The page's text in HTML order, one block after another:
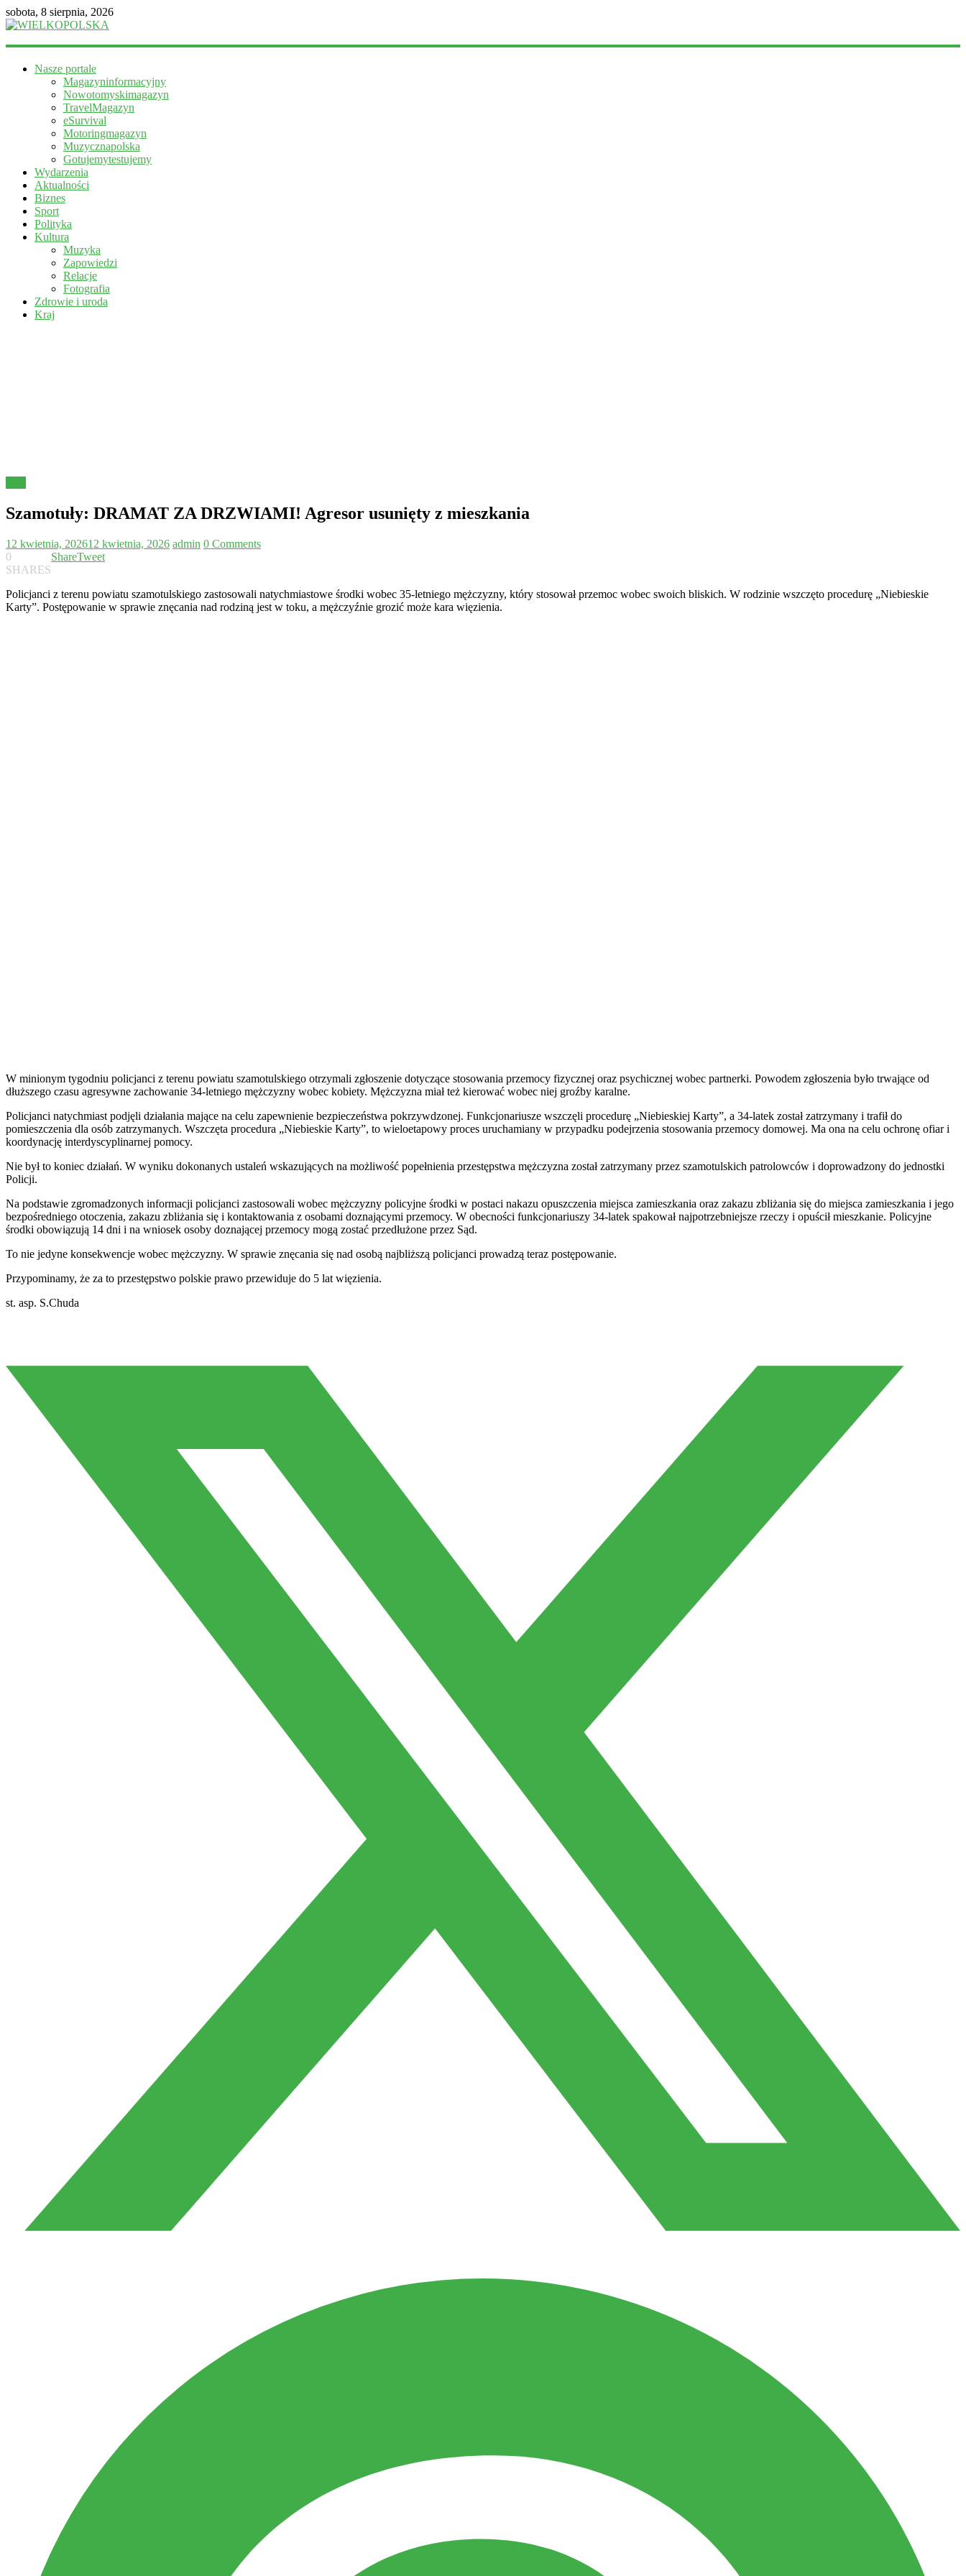
sobota, 8 sierpnia, 2026
WIELKOPOLSKA
informacyjny
Nasze portale
Magazyninformacyjny
Nowotomyskimagazyn
TravelMagazyn
eSurvival
Motoringmagazyn
Muzycznapolska
Gotujemytestujemy
Wydarzenia
Aktualności
Biznes
Sport
Polityka
Kultura
Muzyka
Zapowiedzi
Relacje
Fotografia
Zdrowie i uroda
Kraj
Szamotuły: DRAMAT ZA DRZWIAMI! Agresor usunięty z mieszkania
12 kwietnia, 202612 kwietnia, 2026 admin 0 Comments
0
SHARES
ShareTweet
Policjanci z terenu powiatu szamotulskiego zastosowali natychmiastowe środki wobec 35-letniego mężczyzny, który stosował przemoc wobec swoich bliskich. W rodzinie wszczęto procedurę „Niebieskie
Karty”. Postępowanie w sprawie znęcania nad rodziną jest w toku, a mężczyźnie grozić może kara więzienia.
W minionym tygodniu policjanci z terenu powiatu szamotulskiego otrzymali zgłoszenie dotyczące stosowania przemocy fizycznej oraz psychicznej wobec partnerki. Powodem zgłoszenia było trwające od
dłuższego czasu agresywne zachowanie 34-letniego mężczyzny wobec kobiety. Mężczyzna miał też kierować wobec niej groźby karalne.
Policjanci natychmiast podjęli działania mające na celu zapewnienie bezpieczeństwa pokrzywdzonej. Funkcjonariusze wszczęli procedurę „Niebieskiej Karty”, a 34-latek został zatrzymany i trafił do
pomieszczenia dla osób zatrzymanych. Wszczęta procedura „Niebieskie Karty”, to wieloetapowy proces uruchamiany w przypadku podejrzenia stosowania przemocy domowej. Ma ona na celu ochronę ofiar i
koordynację interdyscyplinarnej pomocy.
Nie był to koniec działań. W wyniku dokonanych ustaleń wskazujących na możliwość popełnienia przestępstwa mężczyzna został zatrzymany przez szamotulskich patrolowców i doprowadzony do jednostki
Policji.
Na podstawie zgromadzonych informacji policjanci zastosowali wobec mężczyzny policyjne środki w postaci nakazu opuszczenia miejsca zamieszkania oraz zakazu zbliżania się do miejsca zamieszkania i jego
bezpośredniego otoczenia, zakazu zbliżania się i kontaktowania z osobami doznającymi przemocy. W obecności funkcjonariuszy 34-latek spakował najpotrzebniejsze rzeczy i opuścił mieszkanie. Policyjne
środki obowiązują 14 dni i na wniosek osoby doznającej przemocy mogą zostać przedłużone przez Sąd.
To nie jedyne konsekwencje wobec mężczyzny. W sprawie znęcania się nad osobą najbliższą policjanci prowadzą teraz postępowanie.
Przypominamy, że za to przestępstwo polskie prawo przewiduje do 5 lat więzienia.
st. asp. S.Chuda